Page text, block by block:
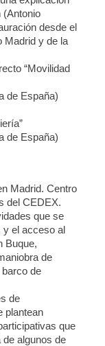
(Antonio
desde el
Madrid y de la
“Movilidad
de España)
de España)
Madrid. Centro
del CEDEX.
que se
y el acceso al
Buque,
de
de
de
plantean
que
algunos de